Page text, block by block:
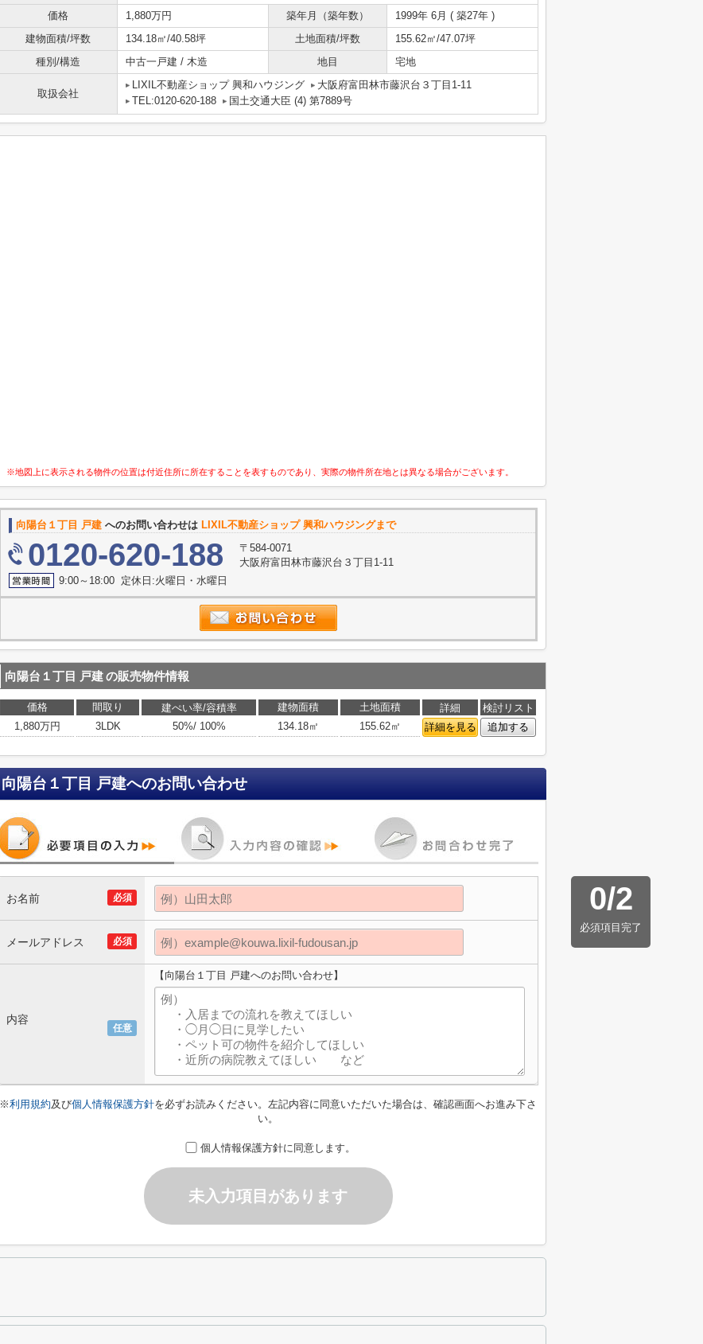
価格 1,880万円 築年月（築年数）
1999年 6月 ( 築27年 )
建物面積/坪数
134.18㎡/40.58坪 土地面積/坪数
155.62㎡/47.07坪
種別/構造
中古一戸建 / 木造 地目 宅地
取扱会社
LIXIL不動産ショップ 興和ハウジング
大阪府富田林市藤沢台３丁目1-11
TEL:0120-620-188
国土交通大臣 (4) 第7889号
※地図上に表示される物件の位置は付近住所に所在することを表すものであり、実際の物件所在地とは異なる場合がございます。
向陽台１丁目 戸建 へのお問い合わせは LIXIL不動産ショップ 興和ハウジングまで
0120-620-188
〒584-0071
大阪府富田林市藤沢台３丁目1-11
9:00～18:00 定休日:火曜日・水曜日
向陽台１丁目 戸建の販売物件情報
価格 間取り 建ぺい率/容積率 建物面積 土地面積 詳細
検討リスト
1,880万円
3LDK 50%/ 100% 134.18㎡ 155.62㎡ 詳細を見る 追加する
向陽台１丁目 戸建へのお問い合わせ
0/2
必須項目完了
必須
お名前
必須
メールアドレス
任意
内容
【向陽台１丁目 戸建へのお問い合わせ】
※利用規約及び個人情報保護方針を必ずお読みください。左記内容に同意いただいた場合は、確認画面へお進み下さ
い。
個人情報保護方針に同意します。
未入力項目があります